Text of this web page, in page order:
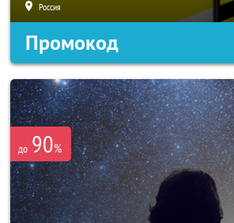
Россия
Промокод
до 90%